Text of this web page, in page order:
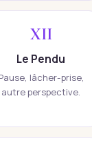
XII
Le Pendu
lâcher-prise,
autre perspective.